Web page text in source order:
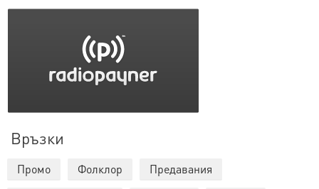
Връзки
Промо Фолклор
Предавания